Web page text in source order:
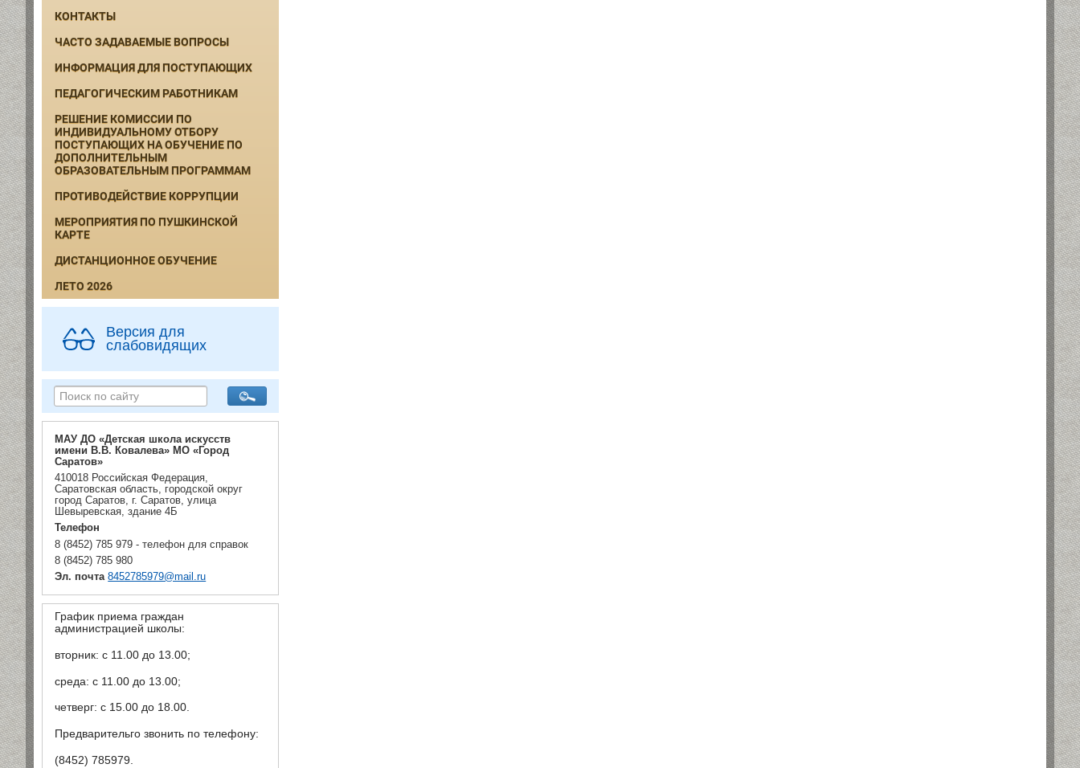
КОНТАКТЫ
ЧАСТО ЗАДАВАЕМЫЕ ВОПРОСЫ
ИНФОРМАЦИЯ ДЛЯ ПОСТУПАЮЩИХ
ПЕДАГОГИЧЕСКИМ РАБОТНИКАМ
РЕШЕНИЕ КОМИССИИ ПО
ИНДИВИДУАЛЬНОМУ ОТБОРУ
ПОСТУПАЮЩИХ НА ОБУЧЕНИЕ ПО
ДОПОЛНИТЕЛЬНЫМ
ОБРАЗОВАТЕЛЬНЫМ ПРОГРАММАМ
ПРОТИВОДЕЙСТВИЕ КОРРУПЦИИ
МЕРОПРИЯТИЯ ПО ПУШКИНСКОЙ
КАРТЕ
ДИСТАНЦИОННОЕ ОБУЧЕНИЕ
ЛЕТО 2026
Версия для
слабовидящих
МАУ ДО «Детская школа искусств
имени В.В. Ковалева» МО «Город
Саратов»
410018 Российская Федерация,
Саратовская область, городской округ
город Саратов, г. Саратов, улица
Шевыревская, здание 4Б
Телефон
8 (8452) 785 979 - телефон для справок
8 (8452) 785 980
Эл. почта 8452785979@mail.ru
График приема граждан
администрацией школы:
вторник: с 11.00 до 13.00;
среда: с 11.00 до 13.00;
четверг: с 15.00 до 18.00.
Предварительго звонить по телефону:
(8452) 785979.